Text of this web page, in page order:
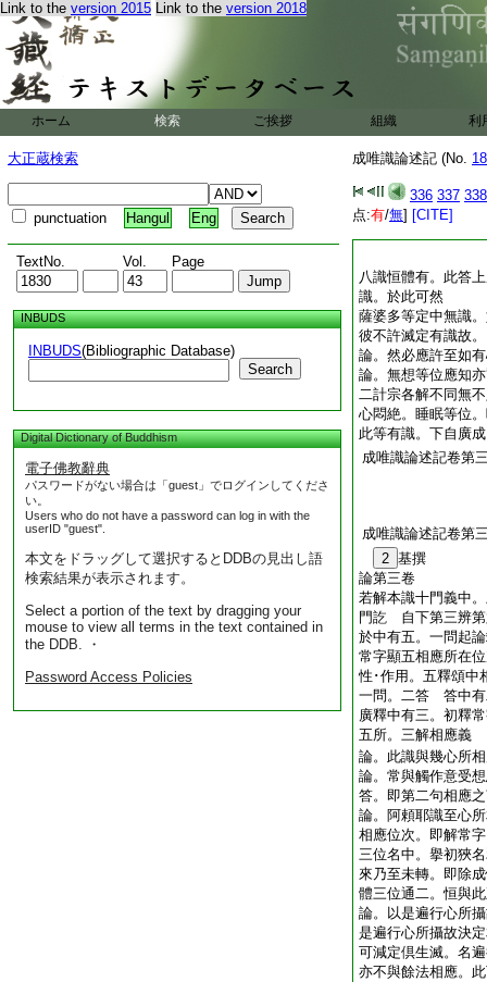
Link to the version 2015 Link to the version 2018
ホーム 検索 ご挨拶 組織 利
大正蔵検索
punctuation Hangul Eng
TextNo. Vol. Page
INBUDS
INBUDS(Bibliographic Database)
Search
Digital Dictionary of Buddhism
電子佛教辭典
パスワードがない場合は「guest」でログインしてくださ
い。
Users who do not have a password can log in with the
userID "guest".
本文をドラッグして選択するとDDBの見出し語
検索結果が表示されます。
Select a portion of the text by dragging your
mouse to view all terms in the text contained in
the DDB. ・
Password Access Policies
成唯識論述記 (No.
336 337 338
点:有/無] [CITE]
八識恒體有。此答
識。於此可然
薩婆多等定中無識
彼不許滅定有識故
論。然必應許至如
論。無想等位應知
二計宗各解不同無
心悶絶。睡眠等位
此等有識。下自
成唯識論述記卷第
成唯識論述記卷第
2 基撰
論第三卷
若解本識十門義中
門訖 自下第三辨第
於中有五。一問起
常字顯五相應所在
性･作用。五釋頌
一問。二答 答中有
廣釋中有三。初釋
五所。三解相應義
論。此識與幾心所
論。常與觸作意受
答。即第二句相應
論。阿頼耶識至心
相應位次。即解常
三位名中。擧初狹
來乃至未轉。即除
體三位通二。恒與
論。以是遍行心所
是遍行心所攝故決
可減定倶生滅。名
亦不與餘法相應。